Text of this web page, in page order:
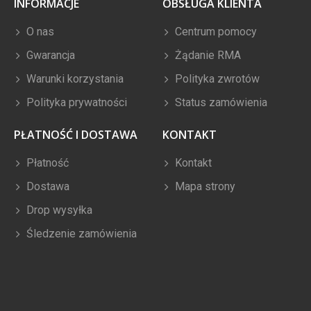
INFORMACJE
O nas
Gwarancja
Warunki korzystania
Polityka prywatności
OBSŁUGA KLIENTA
Centrum pomocy
Żądanie RMA
Polityka zwrotów
Status zamówienia
PŁATNOŚĆ I DOSTAWA
Płatność
Dostawa
Drop wysyłka
Śledzenie zamówienia
KONTAKT
Kontakt
Mapa strony